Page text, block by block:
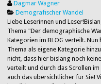
Dagmar Wagner
Demografischer Wandel
Liebe Leserinnen und
Thema "Der demographische
Kategorien im BLOG verteilt.
Thema als eigene Kategorie
nicht, dass hier bislang noch
verteilt und durch das Scrollen
auch das übersichtlicher für Sie!